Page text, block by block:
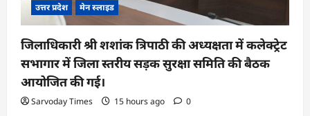
उत्तर प्रदेश मेन स्लाइड
जिलाधिकारी श्री शशांक त्रिपाठी की अध्यक्षता में कलेक्ट्रेट
सभागार में जिला स्तरीय सड़क सुरक्षा समिति की बैठक
आयोजित की गई।
Sarvoday Times 15 hours ago 0